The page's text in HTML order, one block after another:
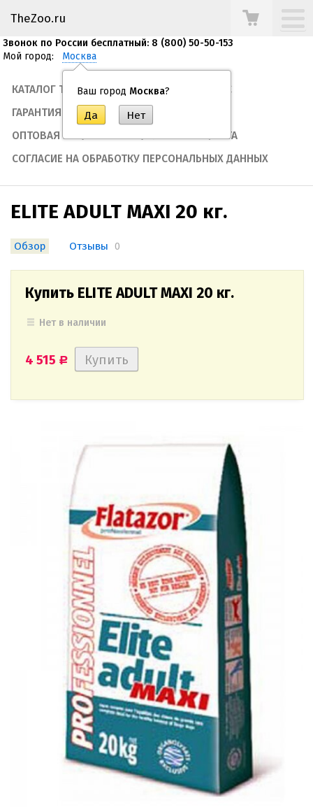
TheZoo.ru
Звонок по России бесплатный: 8 (800) 50-50-153
Мой город: Москва
Ваш город Москва?
КАТАЛОГ ТОВАРОВ ТЕГИ
О НАС
ГАРАНТИЯ
ОПЛАТА И ДОСТАВКА
ОПТОВАЯ ЗАКУПКА
ПУБЛИЧНАЯ ОФЕРТА
СОГЛАСИЕ НА ОБРАБОТКУ ПЕРСОНАЛЬНЫХ ДАННЫХ
ELITE ADULT MAXI 20 кг.
Обзор Отзывы 0
Купить ELITE ADULT MAXI 20 кг.
Нет в наличии
4 515 Р